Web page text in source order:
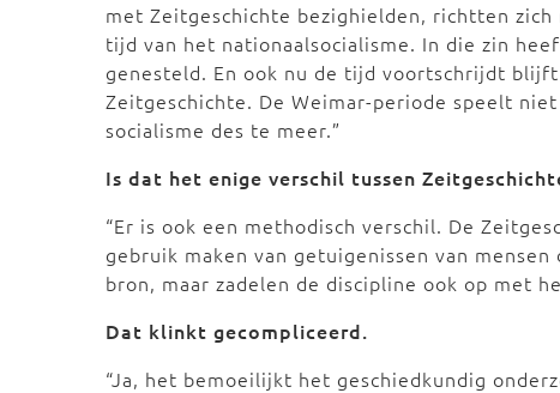
met Zeitgeschichte bezighielden, richtten
tijd van het nationaalsocialisme. In die zin
genesteld. En ook nu de tijd voortschrijdt
Zeitgeschichte. De Weimar-periode speelt
socialisme des te meer.”
Is dat het enige verschil tussen
“Er is ook een methodisch verschil. De
gebruik maken van getuigenissen van
bron, maar zadelen de discipline ook op met
Dat klinkt gecompliceerd.
“Ja, het bemoeilijkt het geschiedkundig